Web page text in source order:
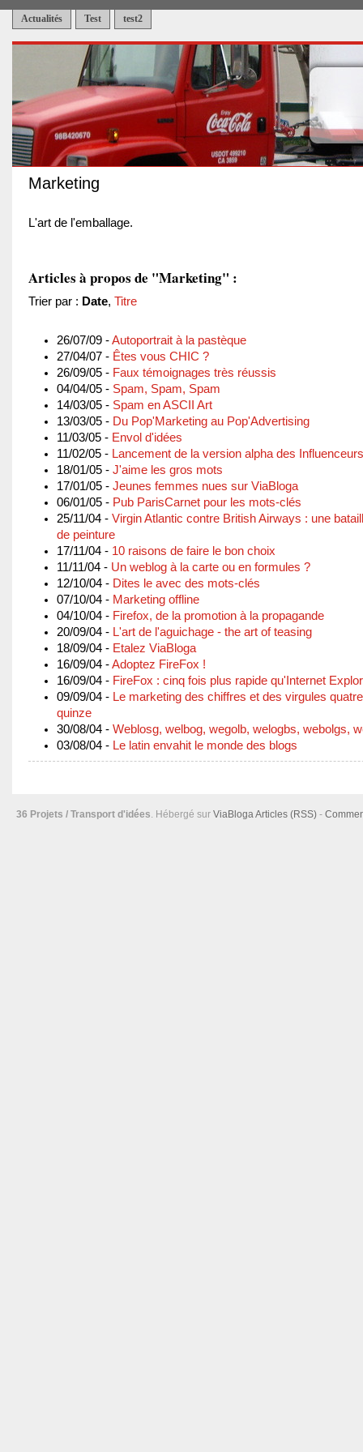
Actualités Test test2
Marketing
L'art de l'emballage.
Articles à propos de "Marketing" :
Trier par : Date, Titre
26/07/09 -Autoportrait à la pastèque
27/04/07 - Êtes vous CHIC ?
26/09/05 - Faux témoignages très réussis
04/04/05 - Spam, Spam, Spam
14/03/05 - Spam en ASCII Art
13/03/05 - Du Pop'Marketing au Pop'Advertising
11/03/05 - Envol d'idées
11/02/05 - Lancement de la version alpha des
18/01/05 - J'aime les gros mots
17/01/05 - Jeunes femmes nues sur ViaBloga
06/01/05 - Pub ParisCarnet pour les mots-clés
25/11/04 - Virgin Atlantic contre British Airways : une
de peinture
17/11/04 - 10 raisons de faire le bon choix
11/11/04 - Un weblog à la carte ou en formules ?
12/10/04 - Dites le avec des mots-clés
07/10/04 - Marketing offline
04/10/04 - Firefox, de la promotion à la propagande
20/09/04 - L'art de l'aguichage - the art of teasing
18/09/04 - Etalez ViaBloga
16/09/04 -Adoptez FireFox !
16/09/04 - FireFox : cinq fois plus rapide qu'Internet
09/09/04 - Le marketing des chiffres et des virgules
quinze
30/08/04 - Weblosg, welbog, wegolb, welogbs, webolgs,
03/08/04 - Le latin envahit le monde des blogs
36 Projets / Transport d'idées. Hébergé sur ViaBlogaArticles (RSS) -